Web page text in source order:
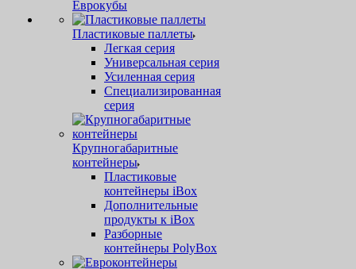
Еврокубы
Пластиковые паллеты
Легкая серия
Универсальная серия
Усиленная серия
Специализированная
серия
Крупногабаритные
контейнеры
Пластиковые
контейнеры iBox
Дополнительные
продукты к iBox
Разборные
контейнеры PolyBox